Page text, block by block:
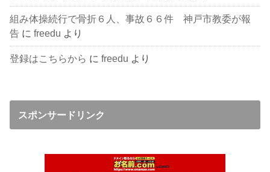
組み体操続行で骨折６人、事故６６件 神戸市教委が報
告 にfreedu より
登録はこちらから にfreedu より
スポンサードリンク